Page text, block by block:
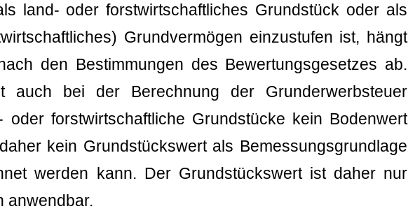
land- oder forstwirtschaftliches Grundstück oder als
Grundvermögen einzustufen ist, hängt
den Bestimmungen des Bewertungsgesetzes ab.
auch bei der Berechnung der Grunderwerbsteuer
oder forstwirtschaftliche Grundstücke kein Bodenwert
kein Grundstückswert als Bemessungsgrundlage
werden kann. Der Grundstückswert ist daher nur
anwendbar.